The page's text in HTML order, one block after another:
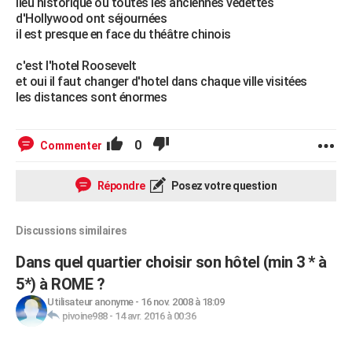
FORUM
Bricolage
Culture
Television
Voyage
d'Hollywood ont séjournées
il est presque en face du théâtre chinois
c'est l'hotel Roosevelt
et oui il faut changer d'hotel dans chaque ville visitées
les distances sont énormes
Commenter 0
Répondre Posez votre question
Discussions similaires
Dans quel quartier choisir son hôtel (min 3 * à
5*) à ROME ?
Utilisateur anonyme- 16 nov. 2008 à 18:09
pivoine988- 14 avr. 2016 à 00:36